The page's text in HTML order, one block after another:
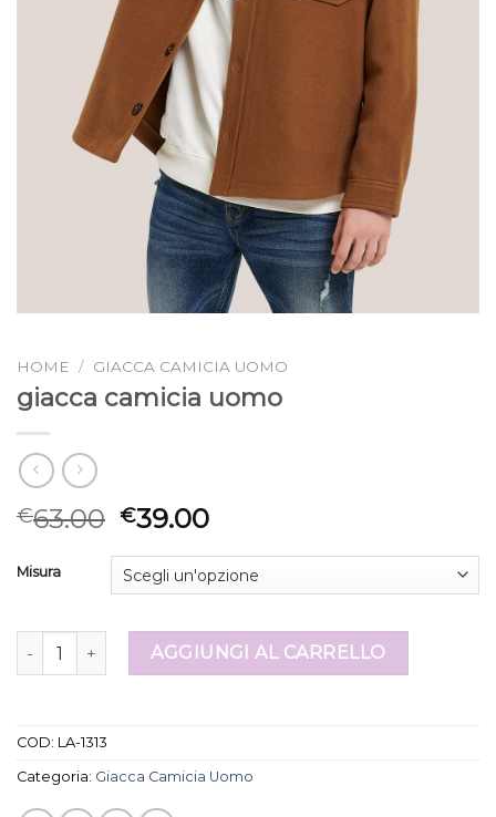
HOME / GIACCA CAMICIA UOMO
giacca camicia uomo
€63.00 €39.00
Misura
giacca camicia uomo quantitàAGGIUNGI AL CARRELLO
COD: LA-1313
Categoria: Giacca Camicia Uomo